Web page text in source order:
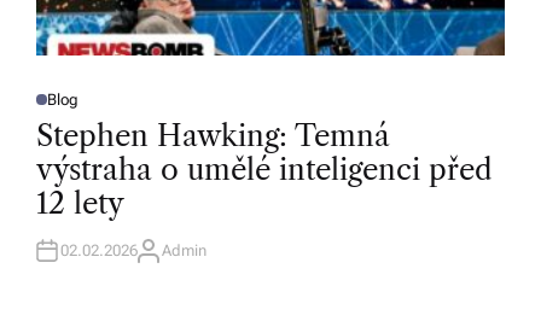
P
O
S
E
D
I
N
Blog
Stephen Hawking: Temná
výstraha o umělé inteligenci před
12 lety
02.02.2026A
Admin